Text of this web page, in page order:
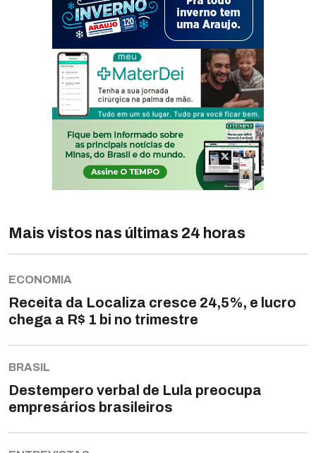
Mais vistos nas últimas 24 horas
ECONOMIA
Receita da Localiza cresce 24,5%, e lucro
chega a R$ 1 bi no trimestre
BRASIL
Destempero verbal de Lula preocupa
empresários brasileiros